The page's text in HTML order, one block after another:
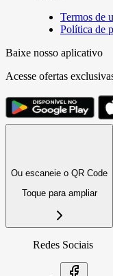
Termos de
Política de
Baixe nosso aplicativo
Acesse ofertas
Ou escaneie o QR Code
Toque para ampliar
Redes Sociais